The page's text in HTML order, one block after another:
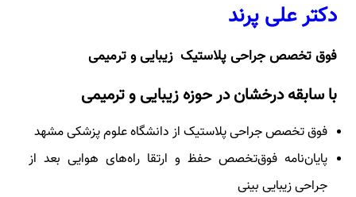
دکتر علی پرند
فوق تخصص جراحی پلاستیک زیبایی و ترمیمی
با سابقه درخشان در حوزه زیبایی و ترمیمی
فوق تخصص جراحی پلاستیک از دانشگاه علوم پزشکی مشهد
پایان‌نامه فوق‌تخصص حفظ و ارتقا راه‌های هوایی بعد از
جراحی زیبایی بینی